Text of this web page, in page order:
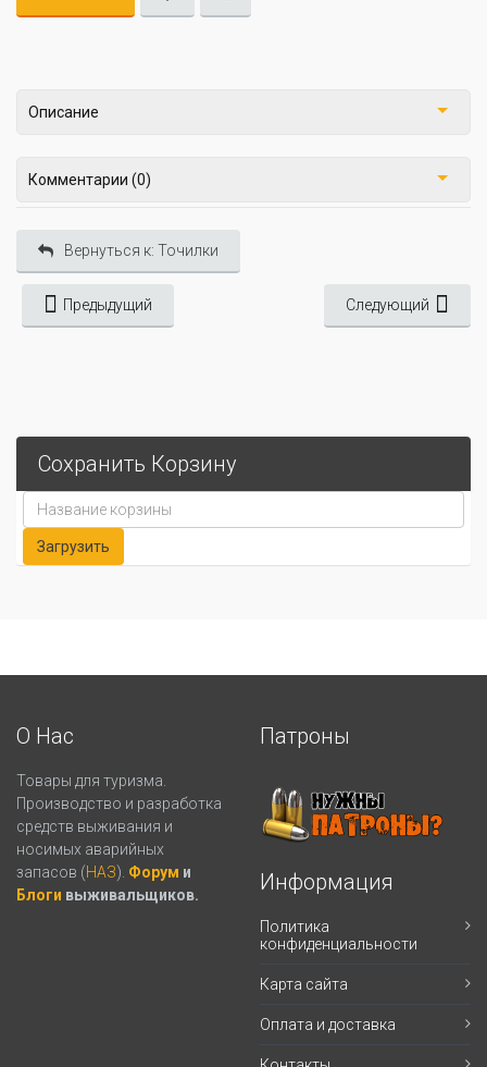
Описание
Комментарии (0)
Вернуться к: Точилки
Предыдущий Следующий
Сохранить Корзину
О Нас
Товары для туризма.
Производство и разработка
средств выживания и
носимых аварийных
запасов (НАЗ). Форум и
Блоги выживальщиков.
Патроны
Информация
Политика
конфиденциальности
Карта сайта
Оплата и доставка